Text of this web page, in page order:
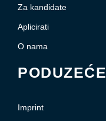
Za kandidate
Aplicirati
O nama
PODUZEĆE
Imprint